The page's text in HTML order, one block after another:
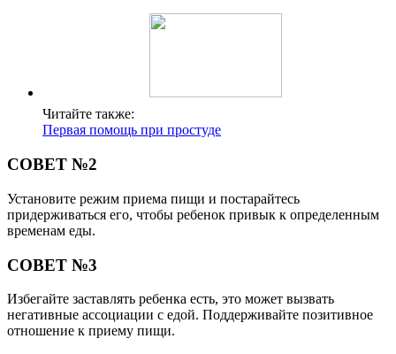
Читайте также:
Первая помощь при простуде
СОВЕТ №2
Установите режим приема пищи и постарайтесь
придерживаться его, чтобы ребенок привык к определенным
временам еды.
СОВЕТ №3
Избегайте заставлять ребенка есть, это может вызвать
негативные ассоциации с едой. Поддерживайте позитивное
отношение к приему пищи.